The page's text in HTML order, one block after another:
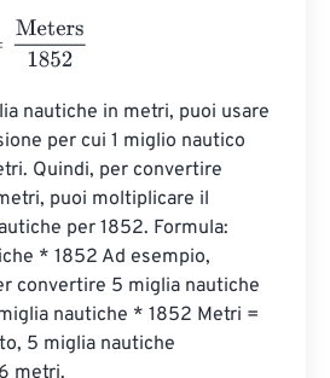
1852
nautiche in metri, puoi usare
per cui 1 miglio nautico
Quindi, per convertire
puoi moltiplicare il
per 1852. Formula:
* 1852 Ad esempio,
convertire 5 miglia nautiche
nautiche * 1852 Metri =
5 miglia nautiche